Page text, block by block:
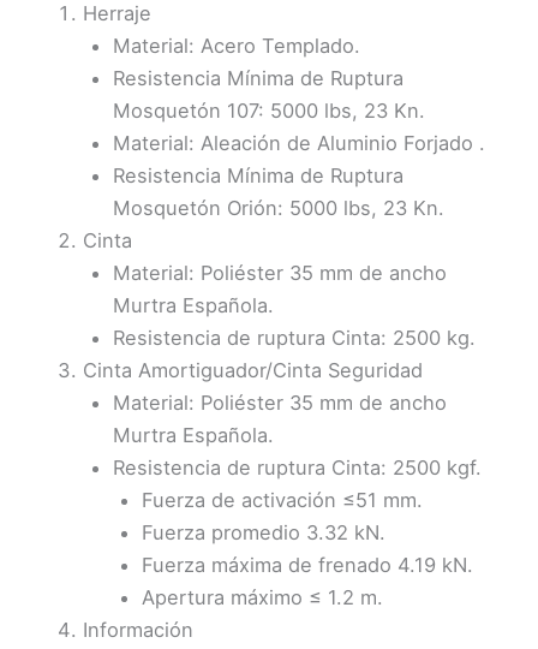
Herraje
Material: Acero Templado.
Resistencia Mínima de Ruptura
Mosquetón 107: 5000 lbs, 23 Kn.
Material: Aleación de Aluminio Forjado .
Resistencia Mínima de Ruptura
Mosquetón Orión: 5000 lbs, 23 Kn.
Cinta
Material: Poliéster 35 mm de ancho
Murtra Española.
Resistencia de ruptura Cinta: 2500 kg.
Cinta Amortiguador/Cinta Seguridad
Material: Poliéster 35 mm de ancho
Murtra Española.
Resistencia de ruptura Cinta: 2500 kgf.
Fuerza de activación ≤51 mm.
Fuerza promedio 3.32 kN.
Fuerza máxima de frenado 4.19 kN.
Apertura máximo ≤ 1.2 m.
Información